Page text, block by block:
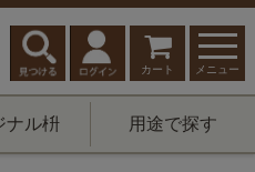
カート メニュー
ナル枡 用途で探す